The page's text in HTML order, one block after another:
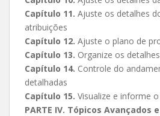
Capítulo 11. Ajuste os detalhes
atribuições
Capítulo 12. Ajuste o plano de
Capítulo 13. Organize os
Capítulo 14. Controle do
detalhadas
Capítulo 15. Visualize e informe
PARTE IV. Tópicos Avançados